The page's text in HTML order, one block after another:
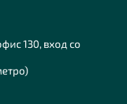
130, вход со